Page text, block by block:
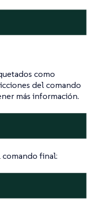
como
del comando
más información.
final: